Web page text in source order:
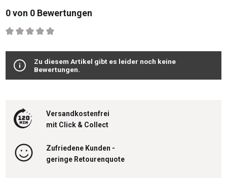
0 von 0 Bewertungen
Durchschnittliche Bewertung von 0 von 5 Sternen
Zu diesem Artikel gibt es leider noch keine
Bewertungen.
Versandkostenfrei
mit Click & Collect
Zufriedene Kunden -
geringe Retourenquote